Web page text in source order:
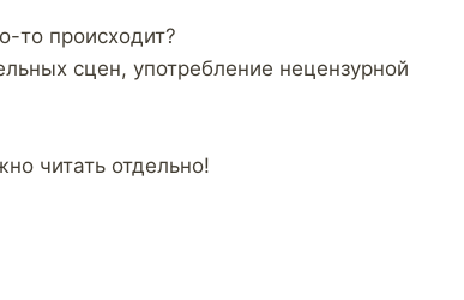
то происходит?
сцен, употребление нецензурной
читать отдельно!